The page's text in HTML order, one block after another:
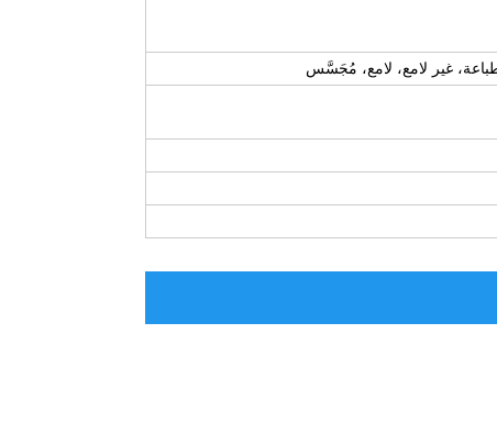
غير لامع، لامع، مُجَسَّس